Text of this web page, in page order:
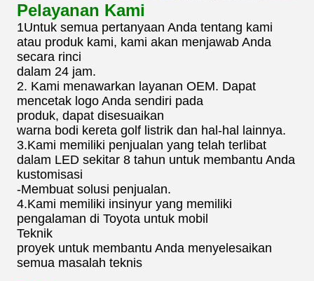
Pelayanan Kami
1Untuk semua pertanyaan Anda tentang kami
atau produk kami, kami akan menjawab Anda
secara rinci
dalam 24 jam.
2. Kami menawarkan layanan OEM. Dapat
mencetak logo Anda sendiri pada
produk, dapat disesuaikan
warna bodi kereta golf listrik dan hal-hal lainnya.
3.Kami memiliki penjualan yang telah terlibat
dalam LED sekitar 8 tahun untuk membantu Anda
kustomisasi
-Membuat solusi penjualan.
4.Kami memiliki insinyur yang memiliki
pengalaman di Toyota untuk mobil
Teknik
proyek untuk membantu Anda menyelesaikan
semua masalah teknis